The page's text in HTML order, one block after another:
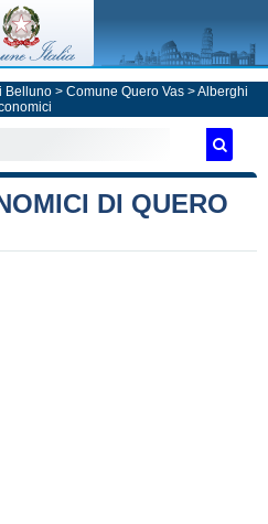
Belluno> Comune Quero Vas> Alberghi
DI QUERO